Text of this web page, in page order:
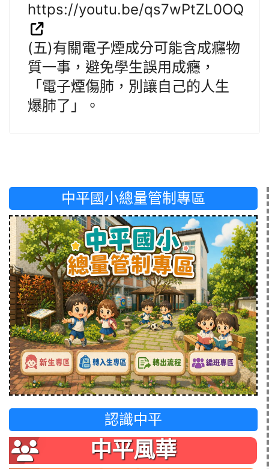
https://youtu.be/qs7wPtZL0OQ
(五)有關電子煙成分可能含成癮物
質一事，避免學生誤用成癮，
「電子煙傷肺，別讓自己的人生
爆肺了」。
中平國小總量管制專區
認識中平
中平風華